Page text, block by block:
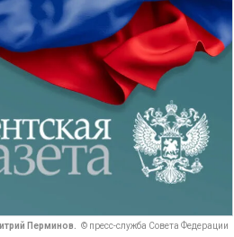
Перминов. © пресс-служба Совета Федерации